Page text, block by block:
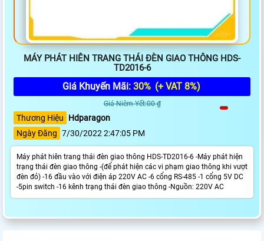
MÁY PHÁT HIÊN TRANG THÁI ĐÈN GIAO THÔNG HDS-
TD2016-6
Giá Khuyến Mãi: 30% (+ VAT 8%)
Giá Niêm Yết:00 ₫
Thương Hiệu
Hdparagon
Ngày Đăng 7/30/2022 2:47:05 PM
Máy phát hiên trang thái đèn giao thông HDS-TD2016-6 -Máy phát hiện
trạng thái đèn giao thông -(để phát hiện các vi phạm giao thông khi vượt
đèn đỏ) -16 đầu vào với điện áp 220V AC -6 cổng RS-485 -1 cổng 5V DC
-5pin switch -16 kênh trạng thái đèn giao thông -Nguồn: 220V AC